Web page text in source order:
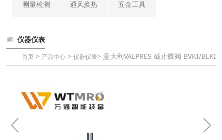
测量检测 通风换热 五金工具
仪器仪表
首页 > 产品中心 > 仪器仪表> 意大利VALPRES 截止蝶阀 BVKI/BLKI